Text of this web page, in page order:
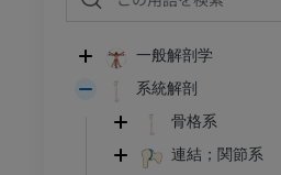
一般解剖学
系統解剖
骨格系
連結；関節系